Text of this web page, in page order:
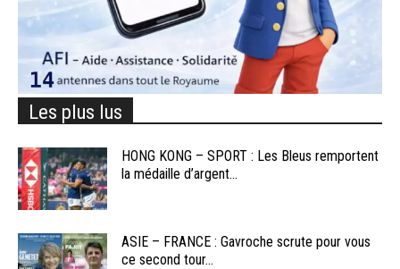
Les plus lus
HONG KONG – SPORT : Les Bleus remportent
la médaille d’argent...
ASIE – FRANCE : Gavroche scrute pour vous
ce second tour...